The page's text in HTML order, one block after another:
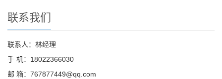
联系我们
联系人：林经理
手 机：18022366030
邮 箱：767877449@qq.com